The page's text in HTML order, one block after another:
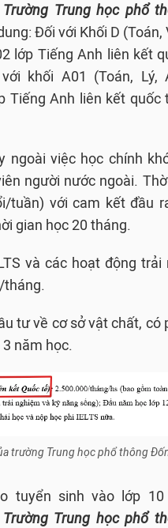
Trường Trung học phổ
Đối với Khối D (Toán,
lớp Tiếng Anh liên kết
khối A01 (Toán, Lý,
Tiếng Anh liên kết quốc
ngoài việc học chính
người nước ngoài.
tuần) với cam kết đầu
gian học 20 tháng.
và các hoạt động trải
tháng.
tư về cơ sở vật chất, có
năm học.
trường Trung học phổ thông
tuyển sinh vào lớp
Trường Trung học phổ